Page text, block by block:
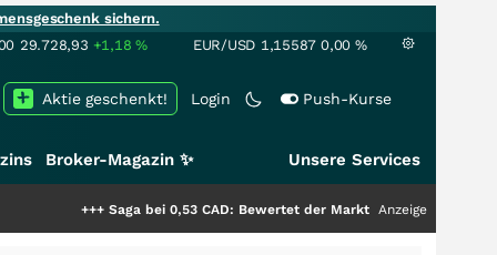
sichern.
29.728,93 +1,18% EUR/USD 1,15587 0,00 %
Login Push-Kurse
Aktie geschenkt!
Broker-Magazin ✨ Unsere Services
Saga bei 0,53 CAD: Bewertet der Markt noch immer nur die Hälfte
Anzeige